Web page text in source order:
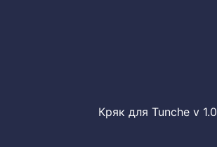
Кряк для Tunche v 1.0